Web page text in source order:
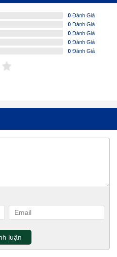
0 Đánh Giá
0 Đánh Giá
0 Đánh Giá
0 Đánh Giá
0 Đánh Giá
luận